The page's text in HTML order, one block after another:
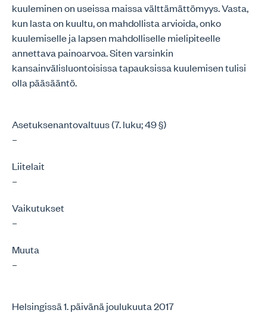
kuuleminen on useissa maissa välttämättömyys. Vasta,
kun lasta on kuultu, on mahdollista arvioida, onko
kuulemiselle ja lapsen mahdolliselle mielipiteelle
annettava painoarvoa. Siten varsinkin
kansainvälisluontoisissa tapauksissa kuulemisen tulisi
olla pääsääntö.
Asetuksenantovaltuus (7. luku; 49 §)
–
Liitelait
–
Vaikutukset
–
Muuta
–
Helsingissä 1. päivänä joulukuuta 2017